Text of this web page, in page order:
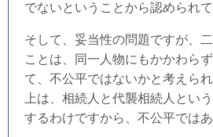
でないということから認められて
そして、妥当性の問題ですが、
ことは、同一人物にもかかわら
て、不公平ではないかと考えら
上は、相続人と代襲相続人とい
するわけですから、不公平ではあ